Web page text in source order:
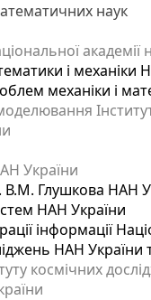
наук
академії
і механіки
механіки і
України
В.М. Глушкова НАН
НАН України
інформації
НАН України
космічних